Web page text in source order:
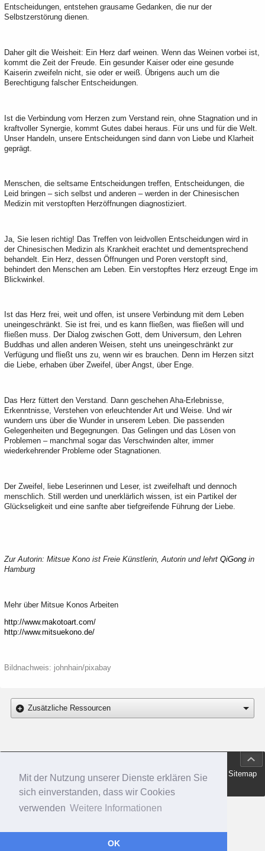
Mit der Nutzung unserer Dienste erklären Sie
sich einverstanden, dass wir Cookies
verwenden Weitere Informationen
OK
Entscheidungen, entstehen grausame Gedanken, die nur der
Selbstzerstörung dienen.
Daher gilt die Weisheit: Ein Herz darf weinen. Wenn das Weinen vorbei ist,
kommt die Zeit der Freude. Ein gesunder Kaiser oder eine gesunde
Kaiserin zweifeln nicht, sie oder er weiß. Übrigens auch um die
Berechtigung falscher Entscheidungen.
Ist die Verbindung vom Herzen zum Verstand rein, ohne Stagnation und in
kraftvoller Synergie, kommt Gutes dabei heraus. Für uns und für die Welt.
Unser Handeln, unsere Entscheidungen sind dann von Liebe und Klarheit
geprägt.
Menschen, die seltsame Entscheidungen treffen, Entscheidungen, die
Leid bringen – sich selbst und anderen – werden in der Chinesischen
Medizin mit verstopften Herzöffnungen diagnostiziert.
Ja, Sie lesen richtig! Das Treffen von leidvollen Entscheidungen wird in
der Chinesischen Medizin als Krankheit erachtet und dementsprechend
behandelt. Ein Herz, dessen Öffnungen und Poren verstopft sind,
behindert den Menschen am Leben. Ein verstopftes Herz erzeugt Enge im
Blickwinkel.
Ist das Herz frei, weit und offen, ist unsere Verbindung mit dem Leben
uneingeschränkt. Sie ist frei, und es kann fließen, was fließen will und
fließen muss. Der Dialog zwischen Gott, dem Universum, den Lehren
Buddhas und allen anderen Weisen, steht uns uneingeschränkt zur
Verfügung und fließt uns zu, wenn wir es brauchen. Denn im Herzen sitzt
die Liebe, erhaben über Zweifel, über Angst, über Enge.
Das Herz füttert den Verstand. Dann geschehen Aha-Erlebnisse,
Erkenntnisse, Verstehen von erleuchtender Art und Weise. Und wir
wundern uns über die Wunder in unserem Leben. Die passenden
Gelegenheiten und Begegnungen. Das Gelingen und das Lösen von
Problemen – manchmal sogar das Verschwinden alter, immer
wiederkehrender Probleme oder Stagnationen.
Der Zweifel, liebe Leserinnen und Leser, ist zweifelhaft und dennoch
menschlich. Still werden und unerklärlich wissen, ist ein Partikel der
Glückseligkeit und eine sanfte aber tiefgreifende Führung der Liebe.
Zur Autorin: Mitsue Kono ist Freie Künstlerin, Autorin und lehrtQiGong in
Hamburg
Mehr über Mitsue Konos Arbeiten
http://www.makotoart.com/
http://www.mitsuekono.de/
Bildnachweis: johnhain/pixabay
Zusätzliche Ressourcen
Zum
Impressum Haftungsausschluss Datenschutz Kontakt Sitemap